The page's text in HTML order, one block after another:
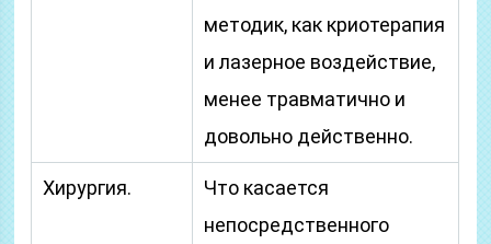
методик, как криотерапия
и лазерное воздействие,
менее травматично и
довольно действенно.
Хирургия.
Что касается
непосредственного